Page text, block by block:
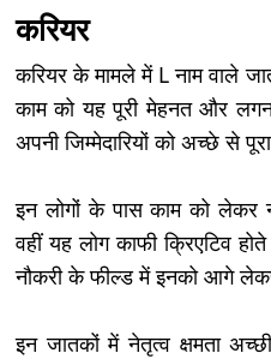
करियर
करियर के मामले में L नाम वाले
काम को यह पूरी मेहनत और
अपनी जिम्मेदारियों को अच्छे से
इन लोगों के पास काम को लेकर
वहीं यह लोग काफी क्रिएटिव
नौकरी के फील्ड में इनको आगे
इन जातकों में नेतृत्व क्षमता